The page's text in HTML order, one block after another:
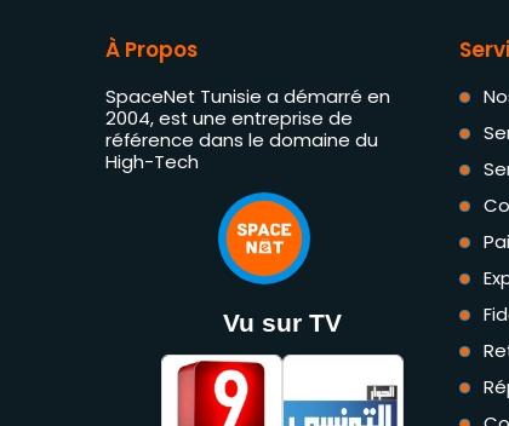
À Propos
SpaceNet Tunisie a démarré en
2004, est une entreprise de
référence dans le domaine du
High-Tech
Vu sur TV